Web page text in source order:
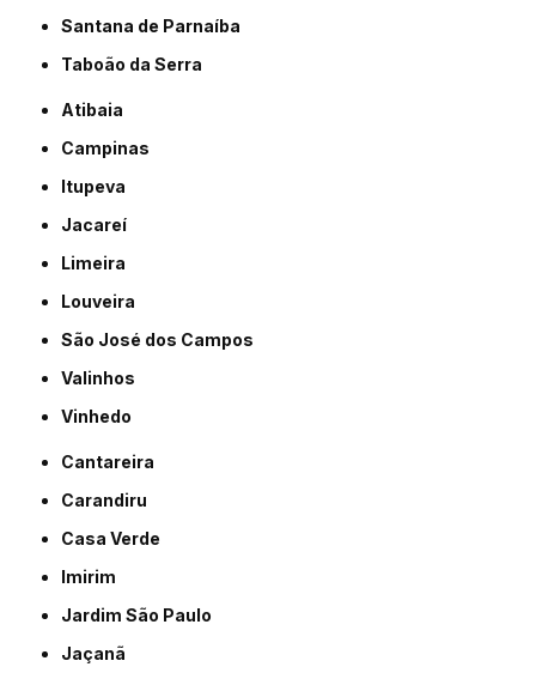
Santana de Parnaíba
Taboão da Serra
Atibaia
Campinas
Itupeva
Jacareí
Limeira
Louveira
São José dos Campos
Valinhos
Vinhedo
Cantareira
Carandiru
Casa Verde
Imirim
Jardim São Paulo
Jaçanã